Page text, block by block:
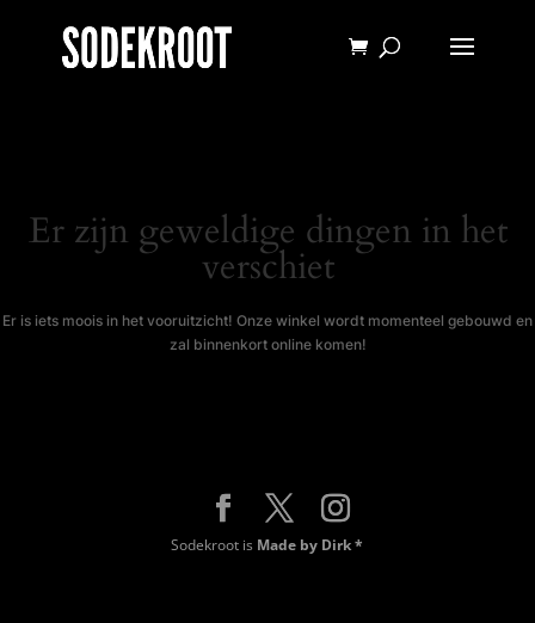
Er zijn geweldige dingen in het
verschiet
Er is iets moois in het vooruitzicht! Onze winkel wordt momenteel gebouwd en
zal binnenkort online komen!
Sodekroot is Made by Dirk *